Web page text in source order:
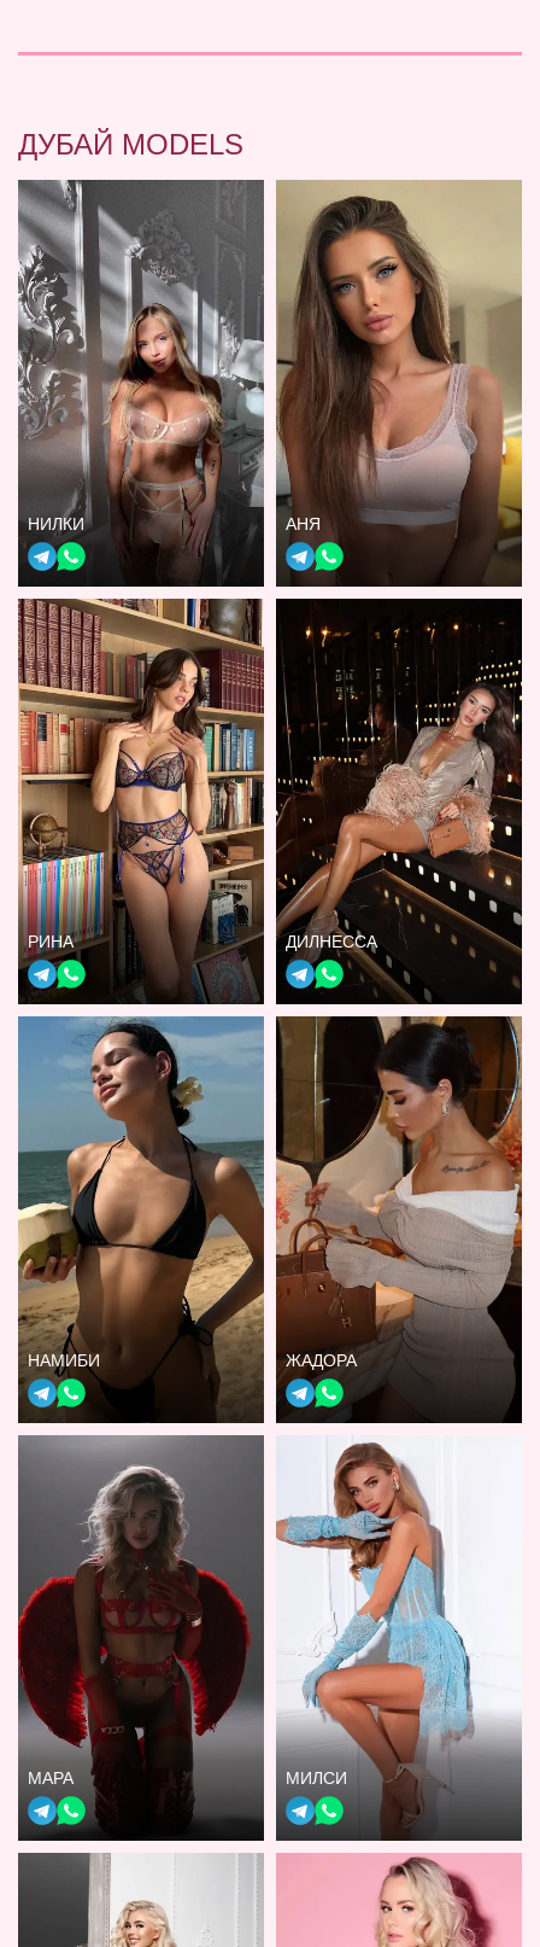
ДУБАЙ MODELS
НИЛКИ АНЯ
РИНА ДИЛНЕССА
НАМИБИ ЖАДОРА
МАРА МИЛСИ